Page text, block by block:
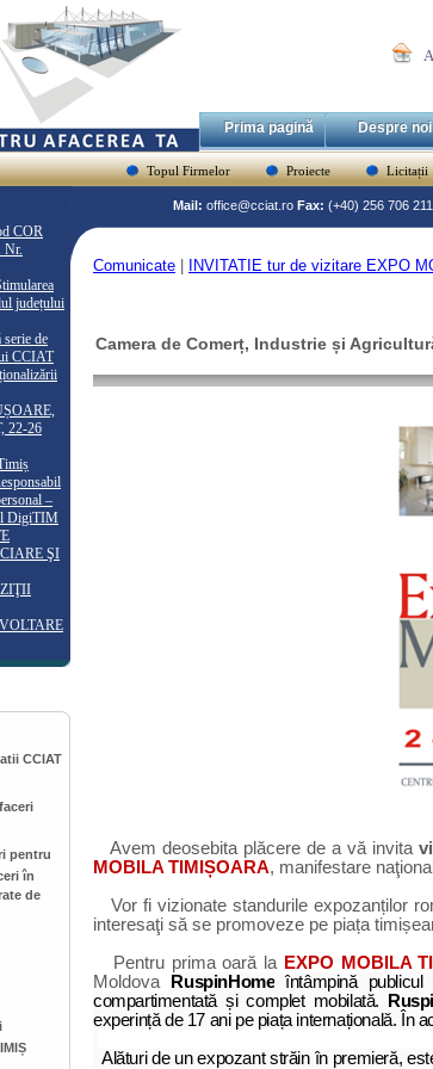
Prima pagină Despre noi
Topul Firmelor Proiecte Licitații
COR
Nr.
județului
serie de
CCIAT
22-26
–
DigiTIM
ŞI
CCIAT
pentru
în
de
Mail: office@cciat.ro Fax: (+40) 256 706 211
Comunicate INVITATIE tur de vizitare EXPO
Camera de Comerț, Industrie și
Avem deosebita plăcere de a vă invita
MOBILA TIMIȘOARA, manifestare
Vor fi vizionate standurile expozanților
interesaţi să se promoveze pe piața
Pentru prima oară la EXPO MOBILA
Moldova
RuspinHome întâmpină
compartimentată și complet mobilată.
experință de 17 ani pe piața internațională. În
Alături de un expozant străin în premieră,